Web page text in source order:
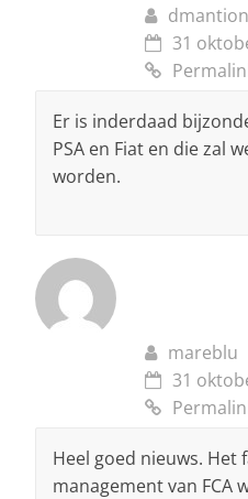
31
Er is inderdaad
PSA en Fiat en die zal
worden.
mareblu
31
Heel goed nieuws. Het
management van FCA